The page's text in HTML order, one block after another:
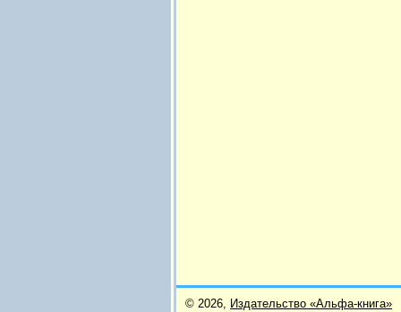
© 2026, Издательство «Альфа-книга»